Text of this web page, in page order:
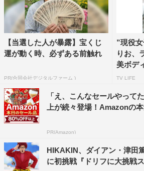
【当選した人が暴露】宝くじ
運が動く時、必ずある前触れ
PR(合同会社デジタルファーム )
”現役
りお、
美ボデ
TV LIFE
「え、こんなセールやって
上が続々登場！Amazonの
PR(Amazon)
HIKAKIN、ダイアン・津田
に初挑戦『ドリフに大挑戦